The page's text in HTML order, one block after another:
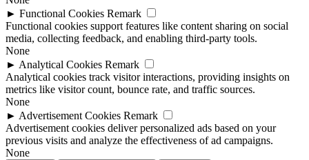
► Functional Cookies Remark
Functional cookies support features like content sharing on social
media, collecting feedback, and enabling third-party tools.
None
► Analytical Cookies Remark
Analytical cookies track visitor interactions, providing insights on
metrics like visitor count, bounce rate, and traffic sources.
None
► Advertisement Cookies Remark
Advertisement cookies deliver personalized ads based on your
previous visits and analyze the effectiveness of ad campaigns.
None